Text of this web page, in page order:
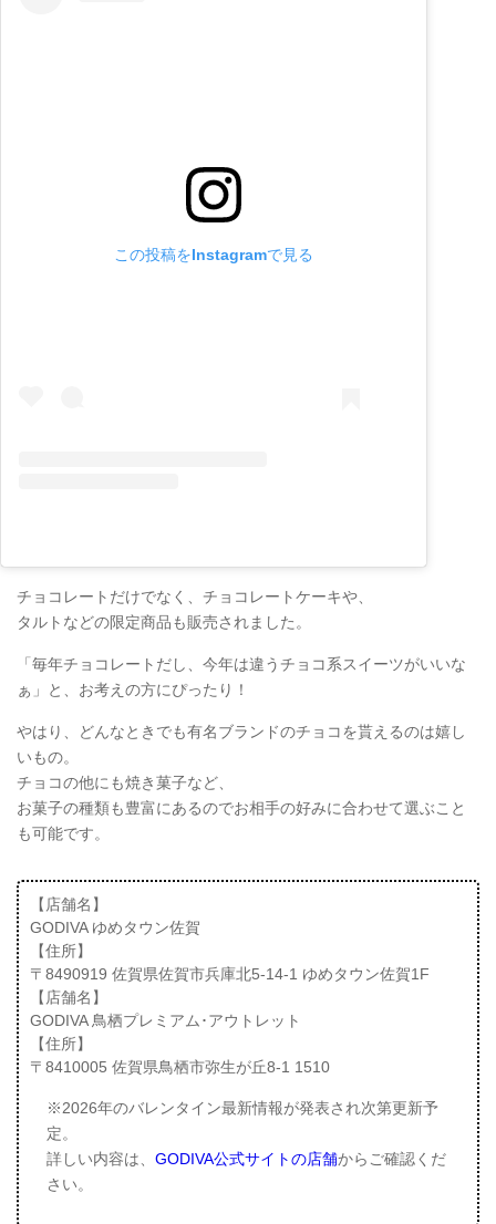
この投稿をInstagramで見る
チョコレートだけでなく、チョコレートケーキや、
タルトなどの限定商品も販売されました。
「毎年チョコレートだし、今年は違うチョコ系スイーツがいいな
ぁ」と、お考えの方にぴったり！
やはり、どんなときでも有名ブランドのチョコを貰えるのは嬉し
いもの。
チョコの他にも焼き菓子など、
お菓子の種類も豊富にあるのでお相手の好みに合わせて選ぶこと
も可能です。
【店舗名】
GODIVA ゆめタウン佐賀
【住所】
〒8490919 佐賀県佐賀市兵庫北5-14-1 ゆめタウン佐賀1F
【店舗名】
GODIVA 鳥栖プレミアム･アウトレット
【住所】
〒8410005 佐賀県鳥栖市弥生が丘8-1 1510
※2026年のバレンタイン最新情報が発表され次第更新予
定。
詳しい内容は、 GODIVA公式サイトの店舗からご確認くだ
さい。